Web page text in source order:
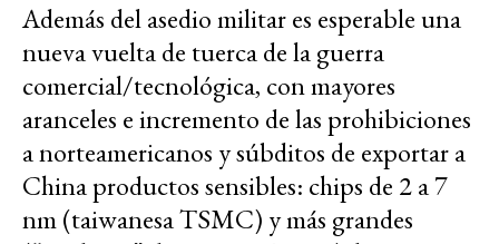
Además del asedio militar es esperable una
nueva vuelta de tuerca de la guerra
comercial/tecnológica, con mayores
aranceles e incremento de las prohibiciones
a norteamericanos y súbditos de exportar a
China productos sensibles: chips de 2 a 7
nm (taiwanesa TSMC) y más grandes